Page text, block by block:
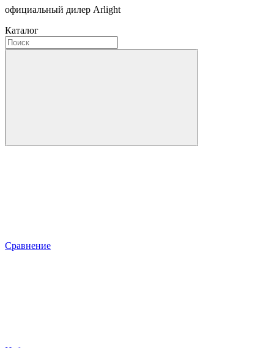
официальный дилер Arlight
Каталог
Сравнение